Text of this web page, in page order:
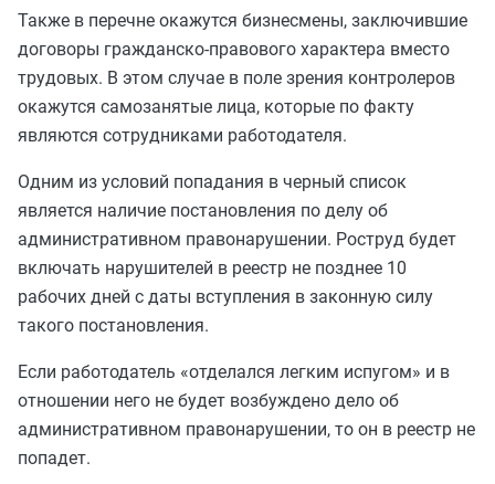
Также в перечне окажутся бизнесмены, заключившие
договоры гражданско-правового характера вместо
трудовых. В этом случае в поле зрения контролеров
окажутся самозанятые лица, которые по факту
являются сотрудниками работодателя.
Одним из условий попадания в черный список
является наличие постановления по делу об
административном правонарушении. Роструд будет
включать нарушителей в реестр не позднее 10
рабочих дней с даты вступления в законную силу
такого постановления.
Если работодатель «отделался легким испугом» и в
отношении него не будет возбуждено дело об
административном правонарушении, то он в реестр не
попадет.